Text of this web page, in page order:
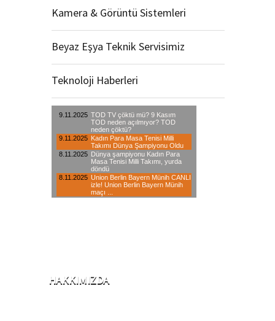
Kamera & Görüntü Sistemleri
Beyaz Eşya Teknik Servisimiz
Teknoloji Haberleri
HAKKIMIZDA